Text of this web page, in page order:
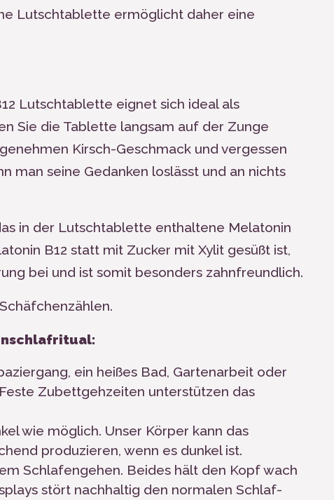
Lutschtablette ermöglicht daher eine
12 Lutschtablette eignet sich ideal als
Sie die Tablette langsam auf der Zunge
Kirsch-Geschmack und vergessen
man seine Gedanken loslässt und an nichts
in der Lutschtablette enthaltene Melatonin
B12 statt mit Zucker mit Xylit gesüßt ist,
bei und ist somit besonders zahnfreundlich.
ein heißes Bad, Gartenarbeit oder
Zubettgehzeiten unterstützen das
wie möglich. Unser Körper kann das
produzieren, wenn es dunkel ist.
Schlafengehen. Beides hält den Kopf wach
stört nachhaltig den normalen Schlaf-